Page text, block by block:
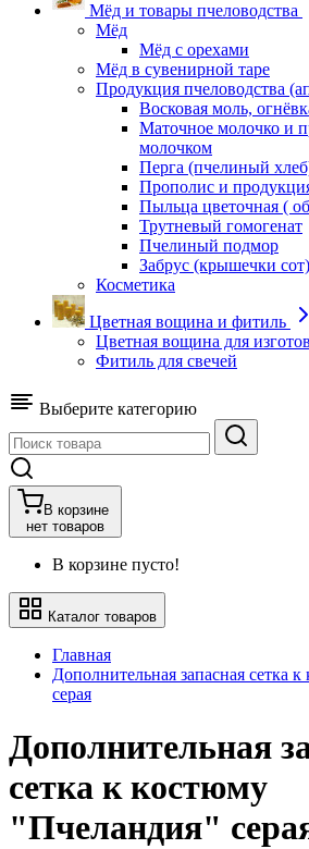
Мёд и товары пчеловодства
Мёд
Мёд с орехами
Мёд в сувенирной таре
Продукция пчеловодства
Восковая моль,
Маточное молочко и
молочком
Перга (пчелиный
Прополис и
Пыльца цветочная (
Трутневый гомогенат
Пчелиный подмор
Забрус (крышечки сот)
Косметика
Цветная вощина и фитиль
Цветная вощина для
Фитиль для свечей
Выберите категорию
В корзине
нет товаров
В корзине пусто!
Каталог товаров
Главная
Дополнительная запасная сетка
серая
Дополнительная
сетка к костюму
"Пчеландия"